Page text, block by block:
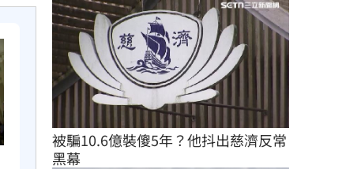
被騙10.6億裝傻5年？他抖出慈濟反常
黑幕